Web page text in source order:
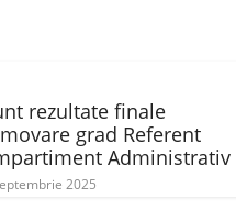
rezultate finale
grad Referent
Administrativ
2025